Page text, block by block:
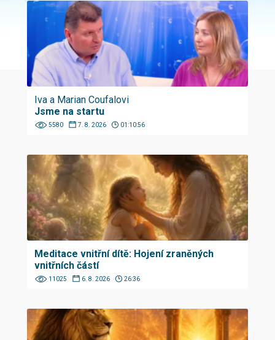
Iva a Marian Coufalovi
Jsme na startu
5580 7. 8. 2026 01:10:56
Meditace vnitřní dítě: Hojení zraněných
vnitřních částí
11025 6. 8. 2026 26:36